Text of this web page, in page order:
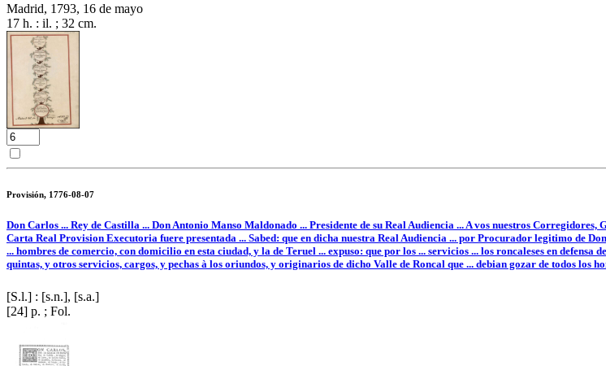
Madrid, 1793, 16 de mayo
17 h. : il. ; 32 cm.
Provisión, 1776-08-07
Don Carlos ... Rey de Castilla ... Don Antonio Manso Maldonado ... Presidente de su Real Audiencia ... A vos nuestros
Carta Real Provision Executoria fuere presentada ... Sabed: que en dicha nuestra Real Audiencia ... por Procurador legitimo de
... hombres de comercio, con domicilio en esta ciudad, y la de Teruel ... expuso: que por los ... servicios ... los roncaleses en
quintas, y otros servicios, cargos, y pechas à los oriundos, y originarios de dicho Valle de Roncal que ... debian gozar de todos los
[S.l.] : [s.n.], [s.a.]
[24] p. ; Fol.